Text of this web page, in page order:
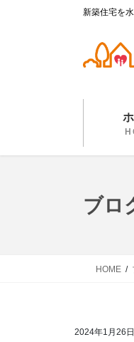
新築住宅を
ブロ
HOME
2024年1月26日